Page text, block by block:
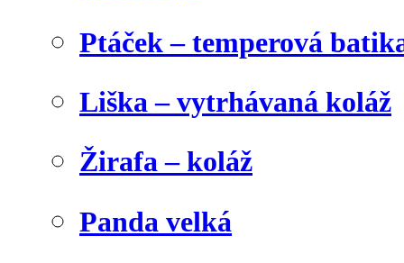
Ptáček – temperová
Liška – vytrhávaná koláž
Žirafa – koláž
Panda velká